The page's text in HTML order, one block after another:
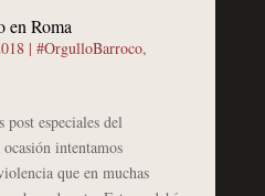
en Roma
| #OrgulloBarroco,
especiales del
intentamos
que en muchas